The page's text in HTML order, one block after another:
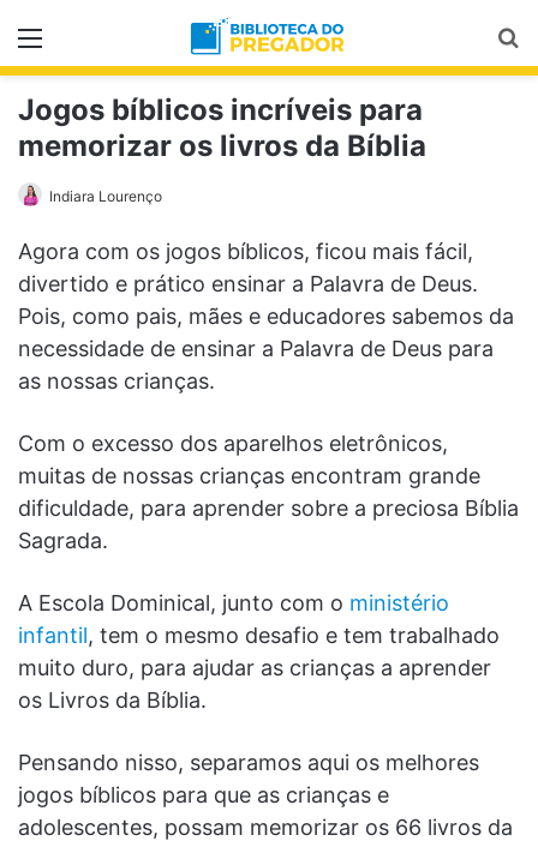
Menu
Jogos bíblicos incríveis para
memorizar os livros da Bíblia
Indiara Lourenço
Agora com os jogos bíblicos, ficou mais fácil,
divertido e prático ensinar a Palavra de Deus.
Pois, como pais, mães e educadores sabemos da
necessidade de ensinar a Palavra de Deus para
as nossas crianças.
Com o excesso dos aparelhos eletrônicos,
muitas de nossas crianças encontram grande
dificuldade, para aprender sobre a preciosa Bíblia
Sagrada.
A Escola Dominical, junto com o ministério
infantil, tem o mesmo desafio e tem trabalhado
muito duro, para ajudar as crianças a aprender
os Livros da Bíblia.
Pensando nisso, separamos aqui os melhores
jogos bíblicos para que as crianças e
adolescentes, possam memorizar os 66 livros da